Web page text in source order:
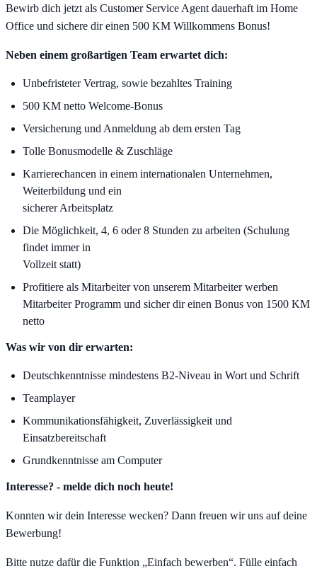
Bewirb dich jetzt als Customer Service Agent dauerhaft im Home
Office und sichere dir einen 500 KM Willkommens Bonus!
Neben einem großartigen Team erwartet dich:
Unbefristeter Vertrag, sowie bezahltes Training
500 KM netto Welcome-Bonus
Versicherung und Anmeldung ab dem ersten Tag
Tolle Bonusmodelle & Zuschläge
Karrierechancen in einem internationalen Unternehmen,
Weiterbildung und ein
sicherer Arbeitsplatz
Die Möglichkeit, 4, 6 oder 8 Stunden zu arbeiten (Schulung
findet immer in
Vollzeit statt)
Profitiere als Mitarbeiter von unserem Mitarbeiter werben
Mitarbeiter Programm und sicher dir einen Bonus von 1500 KM
netto
Was wir von dir erwarten:
Deutschkenntnisse mindestens B2-Niveau in Wort und Schrift
Teamplayer
Kommunikationsfähigkeit, Zuverlässigkeit und
Einsatzbereitschaft
Grundkenntnisse am Computer
Interesse? - melde dich noch heute!
Konnten wir dein Interesse wecken? Dann freuen wir uns auf deine
Bewerbung!
Bitte nutze dafür die Funktion „Einfach bewerben“. Fülle einfach